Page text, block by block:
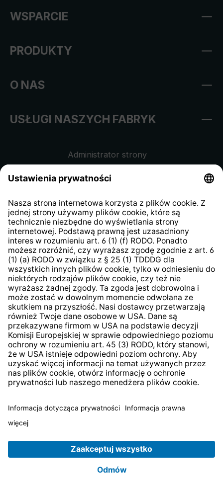
WSPARCIE
PRODUKTY
O NAS
USŁUGI NASZYCH FABRYK
Administrator strony
kontrahentów
Klauzula informacyjna strony
internetowej
Strategia podatkowa
System zgłaszania nieprawidłowości
* Wszystkie ceny zawierają podatek VAT pluskoszty
TechniSat jest firmą należącą do FundacjiLEPPER Stiftung
e.S..